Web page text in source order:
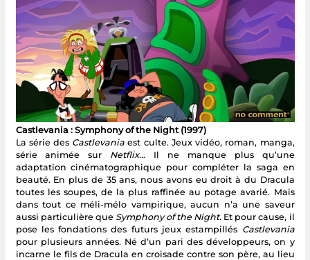
Castlevania : Symphony of the Night (1997)
La série des Castlevaniaest culte. Jeux vidéo, roman, manga,
série animée sur Netflix… Il ne manque plus qu’une
adaptation cinématographique pour compléter la saga en
beauté. En plus de 35 ans, nous avons eu droit à du Dracula
toutes les soupes, de la plus raffinée au potage avarié. Mais
dans tout ce méli-mélo vampirique, aucun n’a une saveur
aussi particulière que Symphony of the Night. Et pour cause, il
pose les fondations des futurs jeux estampillés Castlevania
pour plusieurs années. Né d’un pari des développeurs, on y
incarne le fils de Dracula en croisade contre son père, au lieu